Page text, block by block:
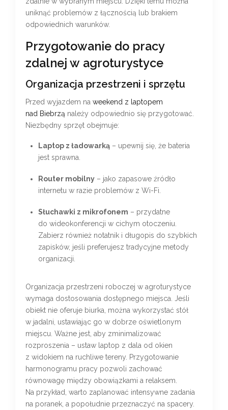
uniknąć problemów z łącznością lub brakiem
odpowiednich warunków.
Przygotowanie do pracy
zdalnej w agroturystyce
Organizacja przestrzeni i sprzętu
Przed wyjazdem na weekend z laptopem
nad Biebrzą należy odpowiednio się przygotować.
Niezbędny sprzęt obejmuje:
Laptop z ładowarką – upewnij się, że bateria
jest sprawna.
Router mobilny – jako zapasowe źródło
internetu w razie problemów z Wi-Fi.
Słuchawki z mikrofonem – przydatne
do wideokonferencji w cichym otoczeniu.
Zabierz również notatnik i długopis do szybkich
zapisków, jeśli preferujesz tradycyjne metody
organizacji.
Organizacja przestrzeni roboczej w agroturystyce
wymaga dostosowania dostępnego miejsca. Jeśli
obiekt nie oferuje biurka, można wykorzystać stół
w jadalni, ustawiając go w dobrze oświetlonym
miejscu. Ważne jest, aby zminimalizować
rozproszenia – ustaw laptop z dala od okien
z widokiem na ruchliwe tereny. Przygotowanie
harmonogramu pracy pozwoli zachować
równowagę między obowiązkami a relaksem.
Na przykład, warto zaplanować intensywne zadania
na poranek, a popołudnie przeznaczyć na spacery.